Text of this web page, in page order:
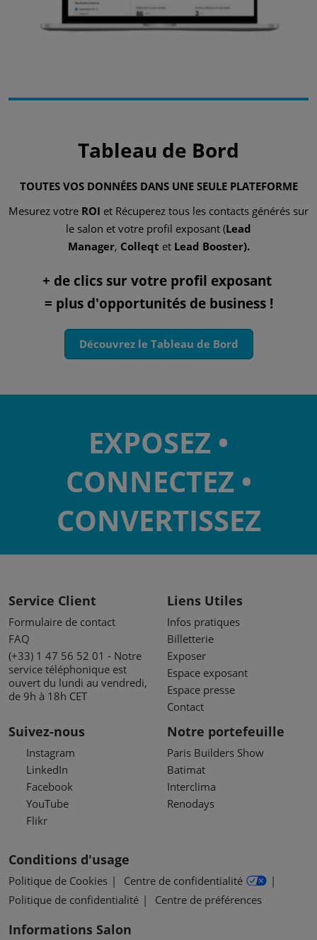
Tableau de Bord
TOUTES VOS DONNÉES DANS UNE SEULE PLATEFORME
Mesurez votre ROI et Récuperez tous les contacts générés sur
le salon et votre profil exposant (Lead
Manager, Colleqt et Lead Booster).
+ de clics sur votre profil exposant
= plus d'opportunités de business !
Découvrez le Tableau de Bord
EXPOSEZ •
CONNECTEZ •
CONVERTISSEZ
Service Client
Formulaire de contact
FAQ
(+33) 1 47 56 52 01 - Notre
service téléphonique est
ouvert du lundi au vendredi,
de 9h à 18h CET
Liens Utiles
Infos pratiques
Billetterie
Exposer
Espace exposant
Espace presse
Contact
Suivez-nous
Instagram
LinkedIn
Facebook
YouTube
Flikr
Notre portefeuille
Paris Builders Show
Batimat
Interclima
Renodays
Conditions d'usage
Politique de Cookies
Centre de confidentialité
Politique de confidentialité
Centre de préférences
Informations Salon